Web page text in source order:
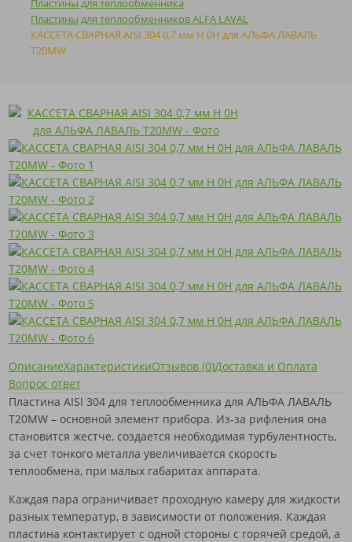
Пластины для теплообменников ALFA LAVAL
КАССЕТА СВАРНАЯ AISI 304 0,7 мм H 0H для АЛЬФА ЛАВАЛЬ
T20MW
ОписаниеХарактеристикиОтзывов (0)Доставка и Оплата
Вопрос ответ
Пластина AISI 304 для теплообменника для АЛЬФА ЛАВАЛЬ
T20MW – основной элемент прибора. Из-за рифления она
становится жестче, создается необходимая турбулентность,
за счет тонкого металла увеличивается скорость
теплообмена, при малых габаритах аппарата.
Каждая пара ограничивает проходную камеру для жидкости
разных температур, в зависимости от положения. Каждая
пластина контактирует с одной стороны с горячей средой, а